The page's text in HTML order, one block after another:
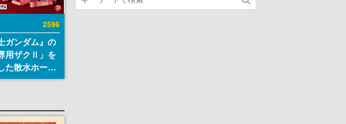
2596
ガンダム』の
用ザクⅡ」を
た散水ホース
約開始。本体
、型式番号な